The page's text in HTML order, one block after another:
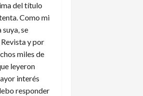
del título
Como mi
se
y por
miles de
leyeron
interés
responder